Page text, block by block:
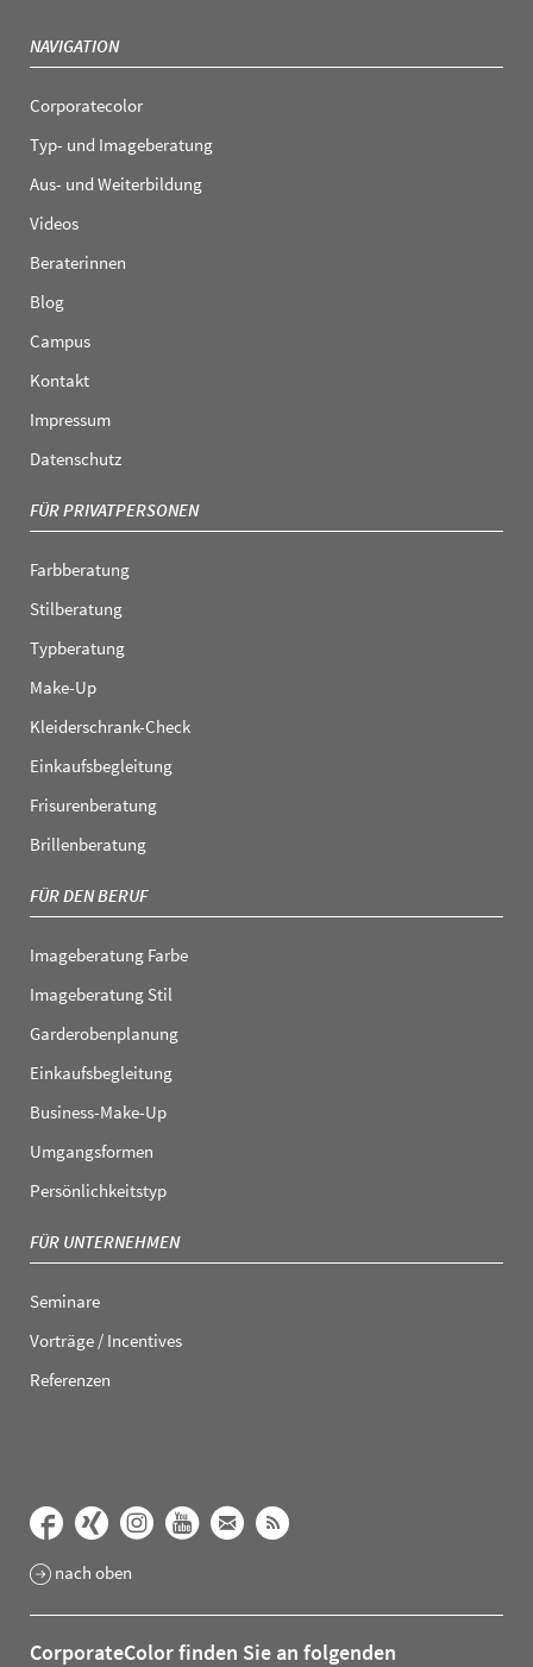
NAVIGATION
Corporatecolor
Typ- und Imageberatung
Aus- und Weiterbildung
Videos
Beraterinnen
Blog
Campus
Kontakt
Impressum
Datenschutz
FÜR PRIVATPERSONEN
Farbberatung
Stilberatung
Typberatung
Make-Up
Kleiderschrank-Check
Einkaufsbegleitung
Frisurenberatung
Brillenberatung
FÜR DEN BERUF
Imageberatung Farbe
Imageberatung Stil
Garderobenplanung
Einkaufsbegleitung
Business-Make-Up
Umgangsformen
Persönlichkeitstyp
FÜR UNTERNEHMEN
Seminare
Vorträge / Incentives
Referenzen
nach oben
CorporateColor finden Sie an folgenden